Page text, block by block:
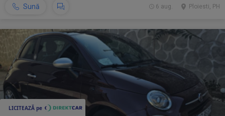
Sună Ploiesti, PH
6 aug.